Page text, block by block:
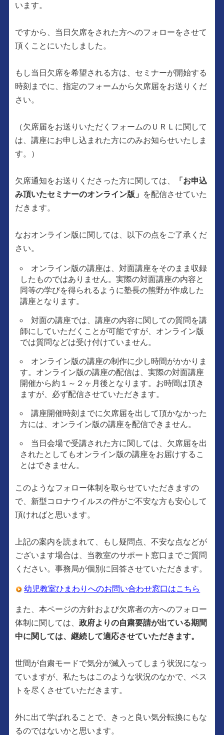
います。
ですから、当日欠席をされた方へのフォローをさせて
頂くことにいたしました。
もし当日欠席を希望される方は、セミナーが開始する
時刻までに、指定のフォームから欠席届をお送りくだ
さい。
（欠席届をお送りいただくフォームのＵＲＬに関して
は、講座にお申し込まれた方にのみお知らせいたしま
す。）
欠席通知をお送りくださった方に関しては、
「お申込
み頂いたセミナーのオンライン版」
を配信させていた
だきます。
なおオンライン版に関しては、以下の点をご了承くだ
さい。
オンライン版の講座は、対面講座をそのまま収録
したものではありません。実際の対面講座の内容と
同等の学びを得られるように塾長の熊野が作成した
講座となります。
対面の講座では、講座の内容に関しての質問を講
師にしていただくことが可能ですが、オンライン版
では質問などは受け付けていません。
オンライン版の講座の制作に少し時間がかかりま
す。オンライン版の講座の配信は、実際の対面講座
開催から約１～２ヶ月後となります。お時間は頂き
ますが、必ず配信させていただきます。
講座開催時刻までに欠席届を出して頂かなかった
方には、オンライン版の講座を配信できません。
当日会場で受講された方に関しては、欠席届を出
されたとしてもオンライン版の講座をお届けするこ
とはできません。
このようなフォロー体制を取らせていただきますの
で、新型コロナウイルスの件がご不安な方も安心して
頂ければと思います。
上記の案内を読まれて、もし疑問点、不安な点などが
ございます場合は、当教室のサポート窓口までご質問
ください。事務局が個別に回答させていただきます。
幼児教室ひまわりへのお問い合わせ窓口はこちら
また、本ページの方針および欠席者の方へのフォロー
体制に関しては、政府よりの自粛要請が出ている期間
中に関しては、継続して適応させていただきます。
世間が自粛モードで気分が滅入ってしまう状況になっ
ていますが、私たちはこのような状況のなかで、ベス
トを尽くさせていただきます。
外に出て学ばれることで、きっと良い気分転換にもな
るのではないかと思います。